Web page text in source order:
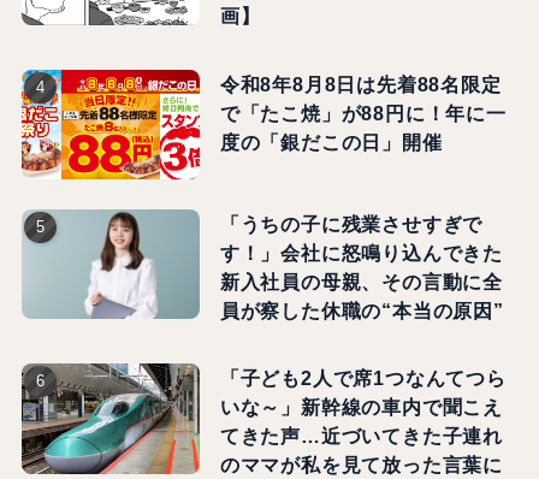
画】
令和8年8月8日は先着88名限定
で「たこ焼」が88円に！年に一
度の「銀だこの日」開催
「うちの子に残業させすぎで
す！」会社に怒鳴り込んできた
新入社員の母親、その言動に全
員が察した休職の“本当の原因”
「子ども2人で席1つなんてつら
いな～」新幹線の車内で聞こえ
てきた声…近づいてきた子連れ
のママが私を見て放った言葉に